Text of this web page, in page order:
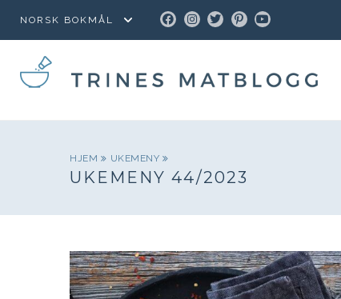
FACEBOOK
INSTAGRAM
TWITTER
PINTEREST
YOUTUBE
HJEM UKEMENY
UKEMENY 44/2023